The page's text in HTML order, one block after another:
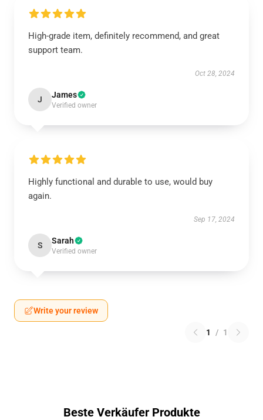
High-grade item, definitely recommend, and great
support team.
Oct 28, 2024
J James
Verified owner
Highly functional and durable to use, would buy
again.
Sep 17, 2024
S Sarah
Verified owner
Write your review
1 / 1
Beste Verkäufer Produkte